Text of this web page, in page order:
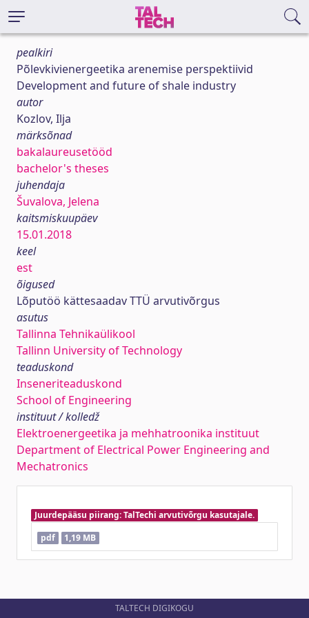
pealkiri
Põlevkivienergeetika arenemise perspektiivid
Development and future of shale industry
autor
Kozlov, Ilja
märksõnad
bakalaureusetööd
bachelor's theses
juhendaja
Šuvalova, Jelena
kaitsmiskuupäev
15.01.2018
keel
est
õigused
Lõputöö kättesaadav TTÜ arvutivõrgus
asutus
Tallinna Tehnikaülikool
Tallinn University of Technology
teaduskond
Inseneriteaduskond
School of Engineering
instituut / kolledž
Elektroenergeetika ja mehhatroonika instituut
Department of Electrical Power Engineering and
Mechatronics
Juurdepääsu piirang: TalTechi arvutivõrgu kasutajale.
pdf
1,19 MB
TALTECH DIGIKOGU